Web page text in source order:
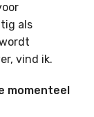
als
vind ik.
momenteel